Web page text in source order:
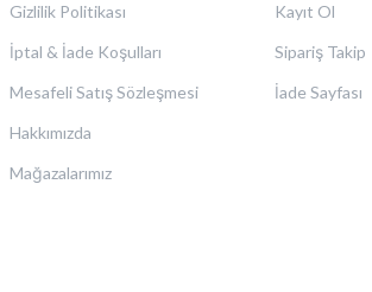
Gizlilik Politikası
İptal & İade Koşulları
Mesafeli Satış Sözleşmesi
Hakkımızda
Mağazalarımız
Kayıt Ol
Sipariş Takip
İade Sayfası